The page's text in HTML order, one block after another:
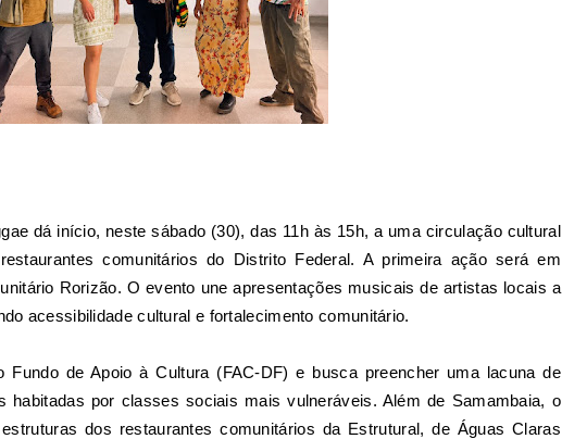
dá início, neste sábado (30), das 11h às 15h, a uma circulação cultural
comunitários do Distrito Federal. A primeira ação será em
Rorizão. O evento une apresentações musicais de artistas locais a
acessibilidade cultural e fortalecimento comunitário.
de Apoio à Cultura (FAC-DF) e busca preencher uma lacuna de
habitadas por classes sociais mais vulneráveis. Além de Samambaia, o
dos restaurantes comunitários da Estrutural, de Águas Claras